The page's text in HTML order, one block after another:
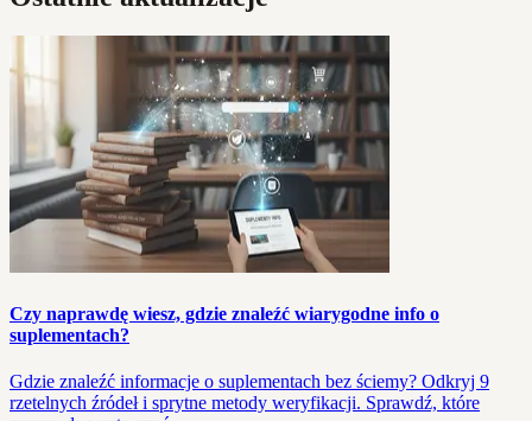
Czy naprawdę wiesz, gdzie znaleźć wiarygodne info o
suplementach?
Gdzie znaleźć informacje o suplementach bez ściemy? Odkryj 9
rzetelnych źródeł i sprytne metody weryfikacji. Sprawdź, które